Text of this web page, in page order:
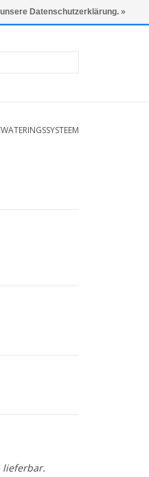
anlegen
lieferbar.
Datenschutzerklärung. »